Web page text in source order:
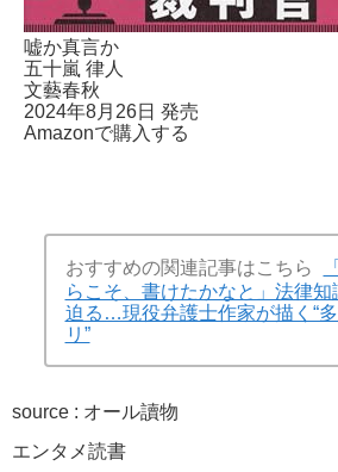
嘘か真言か
五十嵐 律人
文藝春秋
2024年8月26日 発売
Amazonで購入する
おすすめの関連記事はこちら
らこそ、書けたかなと」法律知
迫る…現役弁護士作家が描く“
リ”
source : オール讀物
エンタメ読書